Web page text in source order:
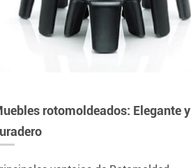
rotomoldeados: Elegante y